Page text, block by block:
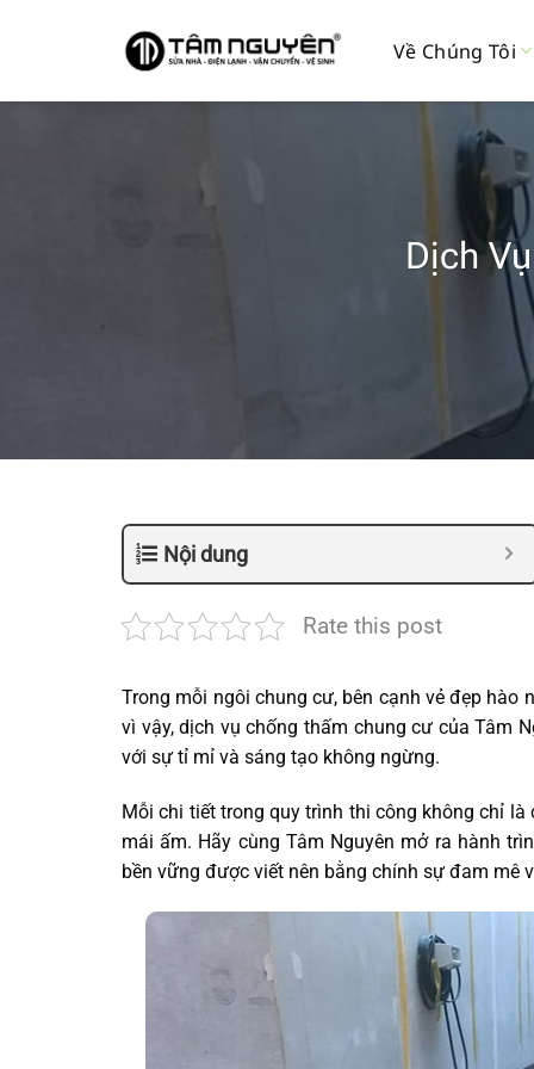
dung
Về Chúng Tôi
Dịch
Nội dung
Rate this post
Trong mỗi ngôi chung cư, bên cạnh vẻ đẹp
vì vậy, dịch vụ chống thấm chung cư của Tâm
với sự tỉ mỉ và sáng tạo không ngừng.
Mỗi chi tiết trong quy trình thi công không chỉ
mái ấm. Hãy cùng Tâm Nguyên mở ra hành
bền vững được viết nên bằng chính sự đam mê